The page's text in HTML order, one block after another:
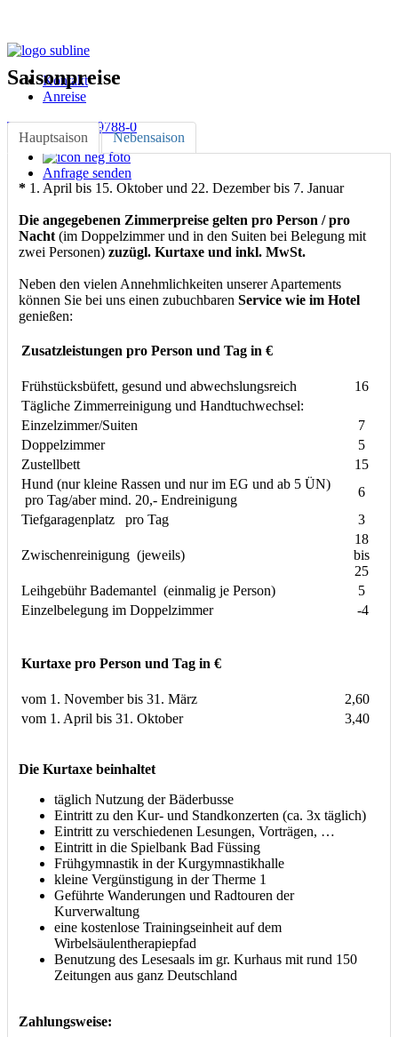
Kontakt
Anreise
Tel. +49 8531 / 9788-0
Anfrage senden
Saisonpreise
Hauptsaison Nebensaison
* 1. April bis 15. Oktober und 22. Dezember bis 7. Januar
Die angegebenen Zimmerpreise gelten pro Person / pro
Nacht (im Doppelzimmer und in den Suiten bei Belegung mit
zwei Personen) zuzügl. Kurtaxe und inkl. MwSt.
Neben den vielen Annehmlichkeiten unserer Apartements
können Sie bei uns einen zubuchbaren Service wie im Hotel
genießen:
Zusatzleistungen pro Person und Tag in €
Frühstücksbüfett, gesund und abwechslungsreich
16
Tägliche Zimmerreinigung und Handtuchwechsel:
Einzelzimmer/Suiten
7
Doppelzimmer
5
Zustellbett
15
Hund (nur kleine Rassen und nur im EG und ab 5 ÜN)
pro Tag/aber mind. 20,- Endreinigung
6
Tiefgaragenplatz pro Tag
3
Zwischenreinigung (jeweils)
18
bis
25
Leihgebühr Bademantel (einmalig je Person)
5
Einzelbelegung im Doppelzimmer
-4
Kurtaxe pro Person und Tag in €
vom 1. November bis 31. März
2,60
vom 1. April bis 31. Oktober
3,40
Die Kurtaxe beinhaltet
täglich Nutzung der Bäderbusse
Eintritt zu den Kur- und Standkonzerten (ca. 3x täglich)
Eintritt zu verschiedenen Lesungen, Vorträgen, …
Eintritt in die Spielbank Bad Füssing
Frühgymnastik in der Kurgymnastikhalle
kleine Vergünstigung in der Therme 1
Geführte Wanderungen und Radtouren der
Kurverwaltung
eine kostenlose Trainingseinheit auf dem
Wirbelsäulentherapiepfad
Benutzung des Lesesaals im gr. Kurhaus mit rund 150
Zeitungen aus ganz Deutschland
Zahlungsweise: